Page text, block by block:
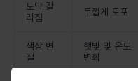
도막 갈
라짐
두껍게 도포
색상 변
질
햇빛 및 온도
변화